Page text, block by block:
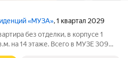
«МУЗА», 1 квартал 2029
без отделки, в корпусе 1
на 14 этаже. Всего в МУЗЕ 309